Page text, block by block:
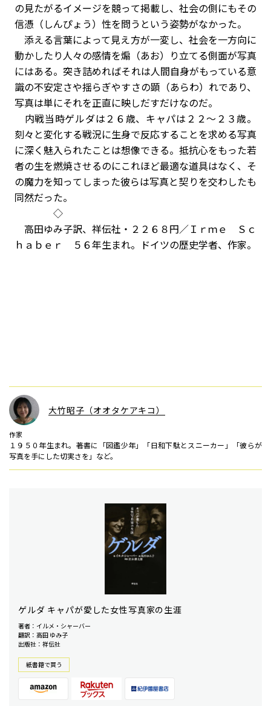
の見たがるイメージを競って掲載し、社会の側にもその
信憑（しんぴょう）性を問うという姿勢がなかった。
添える言葉によって見え方が一変し、社会を一方向に
動かしたり人々の感情を煽（あお）り立てる側面が写真
にはある。突き詰めればそれは人間自身がもっている意
識の不安定さや揺らぎやすさの顕（あらわ）れであり、
写真は単にそれを正直に映しだすだけなのだ。
内戦当時ゲルダは２６歳、キャパは２２～２３歳。
刻々と変化する戦況に生身で反応することを求める写真
に深く魅入られたことは想像できる。抵抗心をもった若
者の生を燃焼させるのにこれほど最適な道具はなく、そ
の魔力を知ってしまった彼らは写真と契りを交わしたも
同然だった。
◇
高田ゆみ子訳、祥伝社・２２６８円／Ｉｒｍｅ Ｓｃ
ｈａｂｅｒ ５６年生まれ。ドイツの歴史学者、作家。
大竹昭子（オオタケアキコ）
作家
１９５０年生まれ。著書に「図鑑少年」「日和下駄とスニーカー」「彼らが
写真を手にした切実さを」など。
ゲルダ キャパが愛した女性写真家の生涯
著者：イルメ・シャーバー
翻訳：高田 ゆみ子
出版社：祥伝社
紙書籍で買う